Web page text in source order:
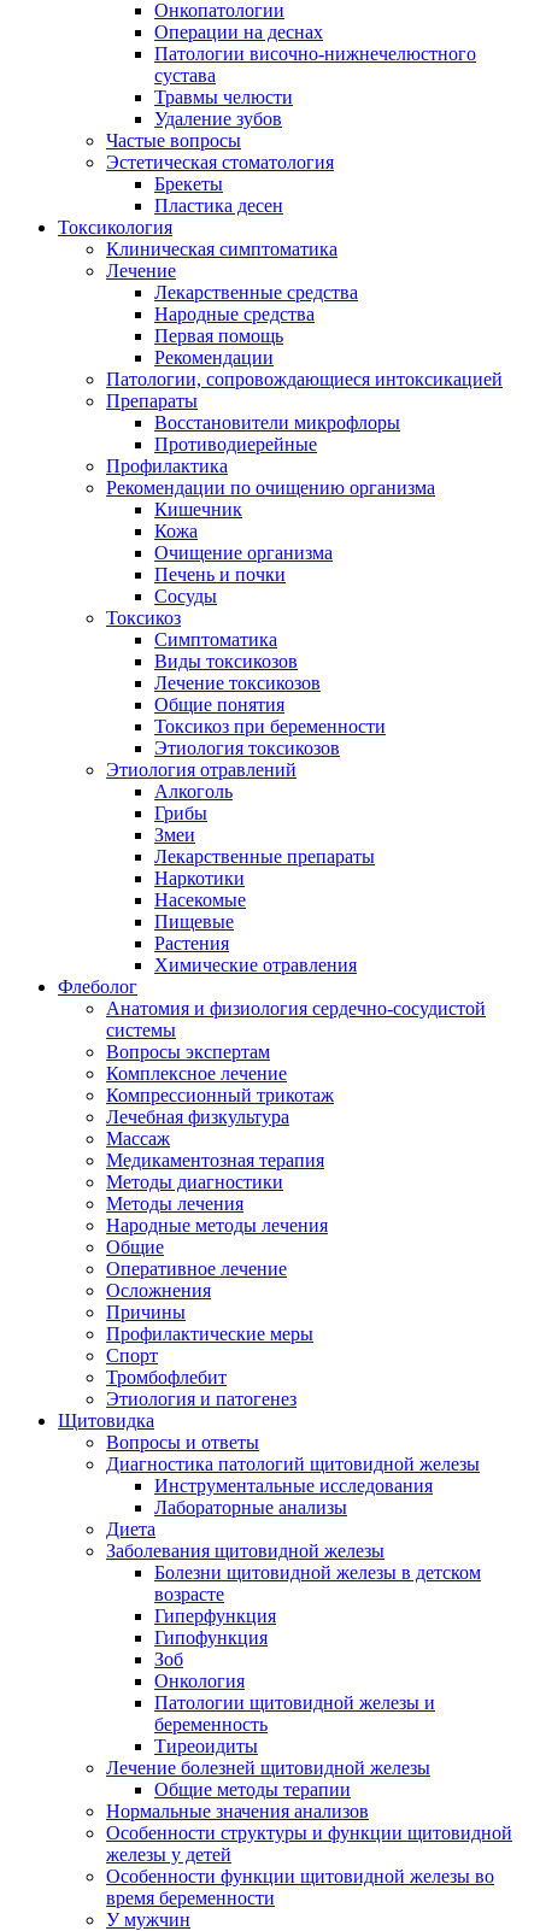
Онкопатологии
Операции на деснах
Патологии височно-нижнечелюстного
сустава
Травмы челюсти
Удаление зубов
Частые вопросы
Эстетическая стоматология
Брекеты
Пластика десен
Токсикология
Клиническая симптоматика
Лечение
Лекарственные средства
Народные средства
Первая помощь
Рекомендации
Патологии, сопровождающиеся интоксикацией
Препараты
Восстановители микрофлоры
Противодиерейные
Профилактика
Рекомендации по очищению организма
Кишечник
Кожа
Очищение организма
Печень и почки
Сосуды
Токсикоз
Cимптоматика
Виды токсикозов
Лечение токсикозов
Общие понятия
Токсикоз при беременности
Этиология токсикозов
Этиология отравлений
Алкоголь
Грибы
Змеи
Лекарственные препараты
Наркотики
Насекомые
Пищевые
Растения
Химические отравления
Флеболог
Анатомия и физиология сердечно-сосудистой
системы
Вопросы экспертам
Комплексное лечение
Компрессионный трикотаж
Лечебная физкультура
Массаж
Медикаментозная терапия
Методы диагностики
Методы лечения
Народные методы лечения
Общие
Оперативное лечение
Осложнения
Причины
Профилактические меры
Спорт
Тромбофлебит
Этиология и патогенез
Щитовидка
Вопросы и ответы
Диагностика патологий щитовидной железы
Инструментальные исследования
Лабораторные анализы
Диета
Заболевания щитовидной железы
Болезни щитовидной железы в детском
возрасте
Гиперфункция
Гипофункция
Зоб
Онкология
Патологии щитовидной железы и
беременность
Тиреоидиты
Лечение болезней щитовидной железы
Общие методы терапии
Нормальные значения анализов
Особенности структуры и функции щитовидной
железы у детей
Особенности функции щитовидной железы во
время беременности
У мужчин